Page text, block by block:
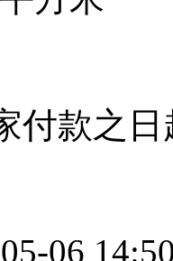
付款之
06